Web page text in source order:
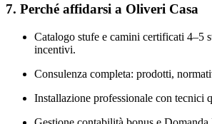
7. Perché affidarsi a Oliveri Casa
Catalogo stufe e camini certificati 4–5
incentivi.
Consulenza completa: prodotti,
Installazione professionale con tecnici